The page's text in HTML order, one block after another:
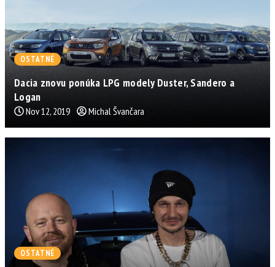
OSTATNÉ
Dacia znovu ponúka LPG modely Duster, Sandero a
Logan
Nov 12, 2019 Michal Švančara
OSTATNÉ